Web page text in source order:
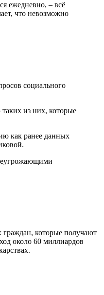
ежедневно, – всё
что невозможно
социального
из них, которые
как ранее данных
граждан, которые получают
около 60 миллиардов